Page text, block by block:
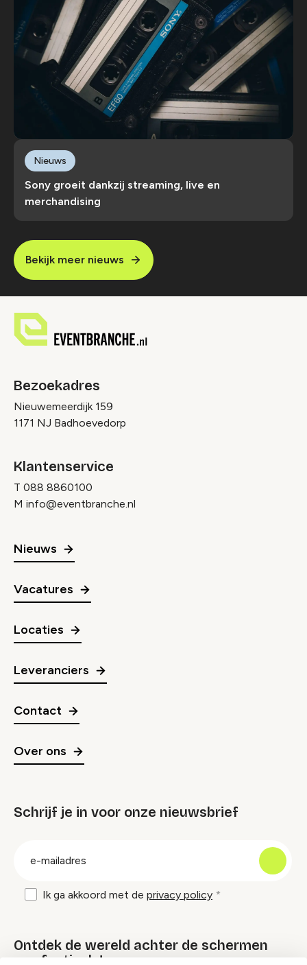
Sony groeit dankzij streaming, live en
merchandising
Nieuws
Bekijk meer nieuws
Bezoekadres
Nieuwemeerdijk 159
1171 NJ Badhoevedorp
Klantenservice
T 088 8860100
M info@eventbranche.nl
Nieuws
Vacatures
Locaties
Leveranciers
Contact
Over ons
Schrijf je in voor onze nieuwsbrief
Ik ga akkoord met de privacy policy
Ontdek de wereld achter de schermen
van festivals!